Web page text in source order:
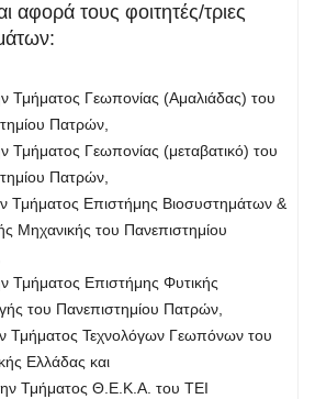
αφορά τους φοιτητές/τριες
Τμήματος Γεωπονίας (Αμαλιάδας) του
Πατρών,
Τμήματος Γεωπονίας (μεταβατικό) του
Πατρών,
Τμήματος Επιστήμης Βιοσυστημάτων &
Μηχανικής του Πανεπιστημίου
Τμήματος Επιστήμης Φυτικής
του Πανεπιστημίου Πατρών,
Τμήματος Τεχνολόγων Γεωπόνων του
Ελλάδας και
Τμήματος Θ.Ε.Κ.Α. του ΤΕΙ